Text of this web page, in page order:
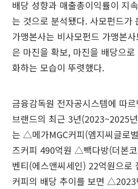
배당 성향과 매출총이익률이 지
는 것으로 분석됐다. 사모펀드가
가맹본사는 비사모펀드 가맹본
은 마진을 확보, 마진을 배당으
화하는 모습이 뚜렷했다.
금융감독원 전자공시스템에 따
브랜드의 최근 3년(2023~2025
는 △메가MGC커피(엠지씨글로
즈커피 490억원 △빽다방(더본
벤티(에스앤씨세인) 22억원으로
커피의 배당 추이를 보면